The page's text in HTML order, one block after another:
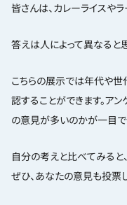
皆さんは、カレーライスや
答えは人によって異なると
こちらの展示では年代や
認することができます。ア
の意見が多いのかが一目で
自分の考えと比べてみると
ぜひ、あなたの意見も投票